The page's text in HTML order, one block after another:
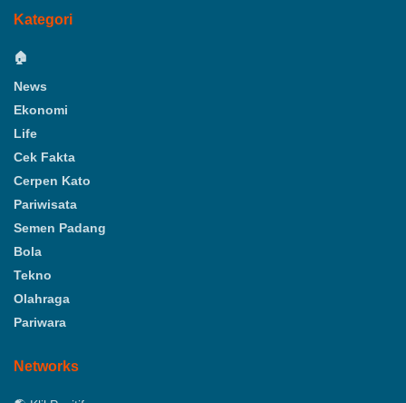
Kategori
🏠
News
Ekonomi
Life
Cek Fakta
Cerpen Kato
Pariwisata
Semen Padang
Bola
Tekno
Olahraga
Pariwara
Networks